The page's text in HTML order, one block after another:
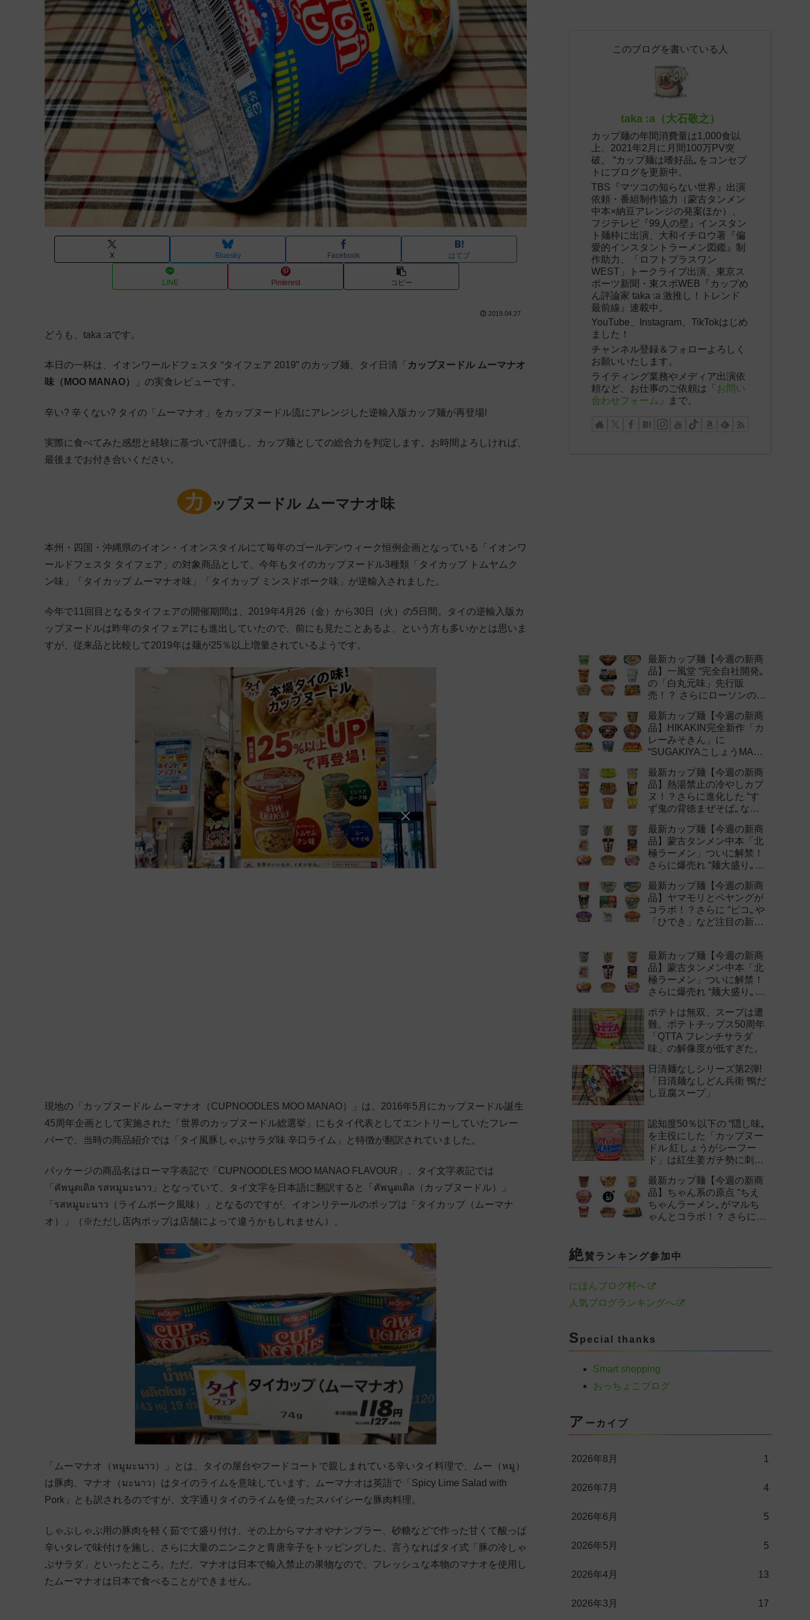
X Bluesky Facebook はてブ
LINE Pinterest コピー
2019.04.27
どうも、taka :aです。
本日の一杯は、イオンワールドフェスタ “タイフェア 2019” のカップ麺、タイ日清「 カップヌードル ムーマナオ
味（MOO MANAO）
」の実食レビューです。
辛い? 辛くない? タイの「ムーマナオ」をカップヌードル流にアレンジした逆輸入版カップ麺が再登場!
実際に食べてみた感想と経験に基づいて評価し、カップ麺としての総合力を判定します。お時間よろしければ、
最後までお付き合いください。
カ ップヌードル ムーマナオ味
本州・四国・沖縄県のイオン・イオンスタイルにて毎年のゴールデンウィーク恒例企画となっている「イオンワ
ールドフェスタ タイフェア」の対象商品として、今年もタイのカップヌードル3種類「タイカップ トムヤムク
ン味」「タイカップ ムーマナオ味」「タイカップ ミンスドポーク味」が逆輸入されました。
今年で11回目となるタイフェアの開催期間は、2019年4月26（金）から30日（火）の5日間。タイの逆輸入版カ
ップヌードルは昨年のタイフェアにも進出していたので、前にも見たことあるよ、という方も多いかとは思いま
すが、従来品と比較して2019年は麺が25％以上増量されているようです。
現地の「カップヌードル ムーマナオ（CUPNOODLES MOO MANAO）」は、2016年5月にカップヌードル誕生
45周年企画として実施された「世界のカップヌードル総選挙」にもタイ代表としてエントリーしていたフレー
バーで、当時の商品紹介では「タイ風豚しゃぶサラダ味 辛口ライム」と特徴が翻訳されていました。
パッケージの商品名はローマ字表記で「CUPNOODLES MOO MANAO FLAVOUR」、タイ文字表記では
「คัพนูดเดิล รสหมูมะนาว」となっていて、タイ文字を日本語に翻訳すると「คัพนูดเดิล（カップヌードル）」
「รสหมูมะนาว（ライムポーク風味）」となるのですが、イオンリテールのポップは「タイカップ（ムーマナ
オ）」（※ただし店内ポップは店舗によって違うかもしれません）。
「ムーマナオ（หมูมะนาว）」とは、タイの屋台やフードコートで親しまれている辛いタイ料理で、ムー（หมู）
は豚肉、マナオ（มะนาว）はタイのライムを意味しています。ムーマナオは英語で「Spicy Lime Salad with
Pork」とも訳されるのですが、文字通りタイのライムを使ったスパイシーな豚肉料理。
しゃぶしゃぶ用の豚肉を軽く茹でて盛り付け、その上からマナオやナンプラー、砂糖などで作った甘くて酸っぱ
辛いタレで味付けを施し、さらに大量のニンニクと青唐辛子をトッピングした、言うなればタイ式「豚の冷しゃ
ぶサラダ」といったところ。ただ、マナオは日本で輸入禁止の果物なので、フレッシュな本物のマナオを使用し
たムーマナオは日本で食べることができません。
このブログを書いている人
taka :a（大石敬之）
カップ麺の年間消費量は1,000食以
上、2021年2月に月間100万PV突
破。 “カップ麺は嗜好品„ をコンセプ
トにブログを更新中。
TBS『マツコの知らない世界』出演
依頼・番組制作協力（蒙古タンメン
中本×納豆アレンジの発案ほか）、
フジテレビ『99人の壁』インスタン
ト麺枠に出演、大和イチロウ著『偏
愛的インスタントラーメン図鑑』制
作助力、「ロフトプラスワン
WEST」トークライブ出演、東京ス
ポーツ新聞・東スポWEB『カップめ
ん評論家 taka :a 激推し！トレンド
最前線』連載中。
YouTube、Instagram、TikTokはじめ
ました！
チャンネル登録＆フォローよろしく
お願いいたします。
ライティング業務やメディア出演依
頼など、お仕事のご依頼は「 お問い
合わせフォーム 」まで。
最新カップ麺【今週の新商
品】一風堂 “完全自社開発„
の「白丸元味」先行販
売！？ さらにローソンの激
新作まとめ！
最新カップ麺【今週の新商
品】HIKAKIN完全新作「カ
レーみそきん」に
“SUGAKIYAこしょうMAX„
最新カップ麺【今週の新商
品】熱湯禁止の冷やしカプ
ヌ！？さらに進化した “す
ず鬼の背徳まぜそば„ など
最新カップ麺【今週の新商
品】蒙古タンメン中本「北
極ラーメン」ついに解禁！
さらに爆売れ “麺大盛り„ シ
作まとめ！
最新カップ麺【今週の新商
品】ヤマモリとペヤングが
コラボ！？さらに “ピコ„ や
「ひでき」など注目の新作
最新カップ麺【今週の新商
品】蒙古タンメン中本「北
極ラーメン」ついに解禁！
さらに爆売れ “麺大盛り„ シ
作まとめ！
ポテトは無双、スープは遭
難。ポテトチップス50周年
「QTTA フレンチサラダ
味」の解像度が低すぎた。
日清麺なしシリーズ第2弾!
「日清麺なしどん兵衛 鴨だ
し豆腐スープ」
認知度50％以下の “隠し味„
を主役にした「カップヌー
ドル 紅しょうがシーフー
ド」は紅生姜ガチ勢に刺さ
最新カップ麺【今週の新商
品】ちゃん系の原点 “ちえ
ちゃんラーメン„ がマルち
ゃんとコラボ！？ さらに
絶賛ランキング参加中
にほんブログ村へ
人気ブログランキングへ
S pecial thanks
Smart shopping
おっちょこブログ
ア ーカイブ
2026年8月 1
2026年7月 4
2026年6月 5
2026年5月 5
2026年4月 13
2026年3月 17